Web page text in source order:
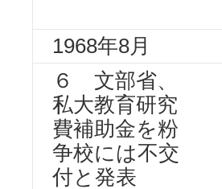
1968年8月
６ 文部省、
私大教育研究
費補助金を粉
争校には不交
付と発表